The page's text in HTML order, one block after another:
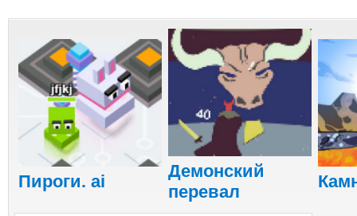
Пироги. ai
Демонский
перевал